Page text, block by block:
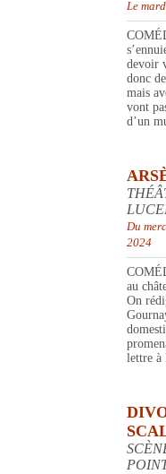
Le
devoir
donc
mais
vont
d’un
Du
2024
au
On
lettre à